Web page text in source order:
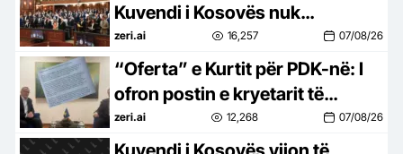
Kuvendi i Kosovës nuk
konstituohet deri në mesnatë?
zeri.ai 16,257 07/08/26
“Oferta” e Kurtit për PDK-në: I
ofron postin e kryetarit të
Kuvendit, kërkon mbështetje
për Presidentin (LETRA)
zeri.ai 12,268 07/08/26